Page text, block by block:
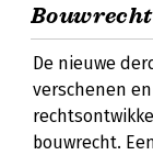
De nieuwe
verschenen
bouwrecht.